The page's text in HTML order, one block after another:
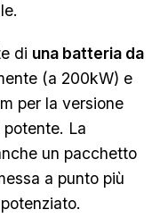
di una batteria da
(a 200kW) e
per la versione
La
un pacchetto
a punto più